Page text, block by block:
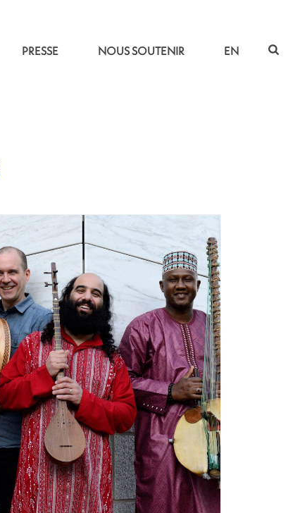
PRESSE NOUS SOUTENIR EN